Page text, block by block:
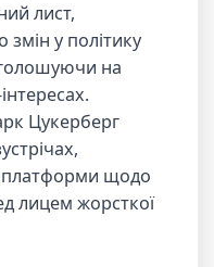
лист,
у політику
на
Цукерберг
щодо
лицем жорсткої